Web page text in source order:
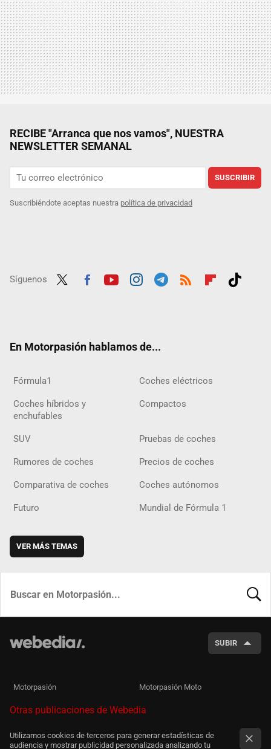
RECIBE "Arranca que nos vamos", NUESTRA
NEWSLETTER SEMANAL
SUSCRIBIR
Suscribiéndote aceptas nuestra política de privacidad
Síguenos
En Motorpasión hablamos de...
Fórmula1 Coches eléctricos
Coches híbridos y
enchufables
Compactos
SUV Pruebas de coches
Rumores de coches Precios de coches
Comparativa de coches Coches autónomos
Futuro Mundial de Fórmula 1
VER MÁS TEMAS
SUBIR
Motorpasión Motorpasión Moto
Otras publicaciones de Webedia
Utilizamos cookies de terceros para generar estadísticas de
audiencia y mostrar publicidad personalizada analizando tu